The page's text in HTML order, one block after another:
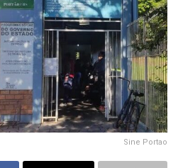
Sine Portao